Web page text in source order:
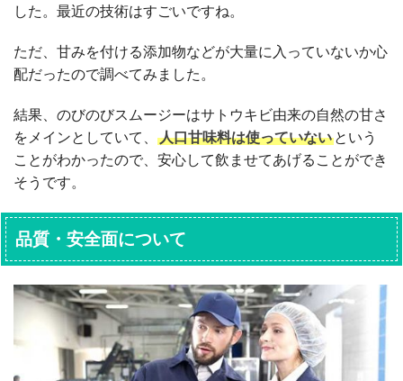
した。最近の技術はすごいですね。
ただ、甘みを付ける添加物などが大量に入っていないか心
配だったので調べてみました。
結果、のびのびスムージーはサトウキビ由来の自然の甘さ
をメインとしていて、
人口甘味料は使っていない という
ことがわかったので、安心して飲ませてあげることができ
そうです。
品質・安全面について